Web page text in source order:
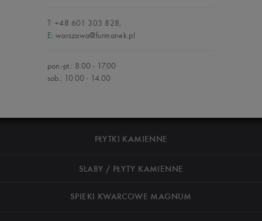
T: +48 601 303 828,
E: warszawa@furmanek.pl
pon.-pt.: 8.00 - 17.00
sob.: 10.00 - 14.00
PŁYTKI KAMIENNE
SLABY / PŁYTY KAMIENNE
SPIEKI KWARCOWE MAGNUM